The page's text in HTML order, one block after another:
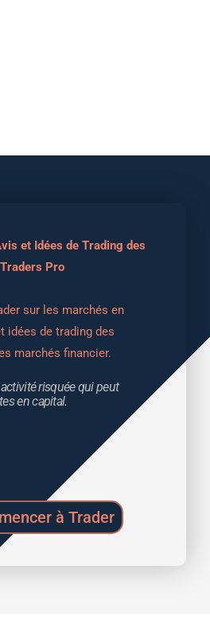
et Idées de Trading des
Traders Pro
sur les marchés en
idées de trading des
marchés financier.
risquée qui peut
en capital.
à Trader